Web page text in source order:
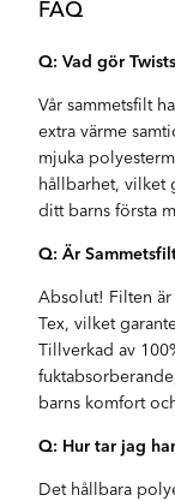
FAQ
Q: Vad gör
Vår sammetsfilt
extra värme
mjuka
hållbarhet, vilket
ditt barns första
Q: Är
Absolut! Filten
Tex, vilket
Tillverkad av
barns komfort
Q: Hur tar jag
Det hållbara